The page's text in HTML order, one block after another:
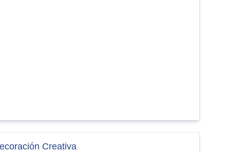
Creativa